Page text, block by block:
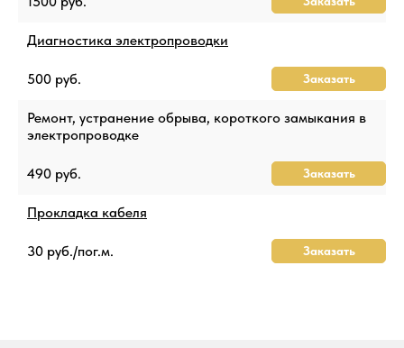
Диагностика электропроводки
500 руб. Заказать
Ремонт, устранение обрыва, короткого замыкания в
электропроводке
490 руб. Заказать
Прокладка кабеля
30 руб./пог.м. Заказать